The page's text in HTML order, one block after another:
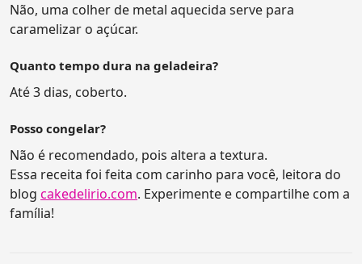
Não, uma colher de metal aquecida serve para
caramelizar o açúcar.
Quanto tempo dura na geladeira?
Até 3 dias, coberto.
Posso congelar?
Não é recomendado, pois altera a textura.
Essa receita foi feita com carinho para você, leitora do
blog cakedelirio.com. Experimente e compartilhe com a
família!